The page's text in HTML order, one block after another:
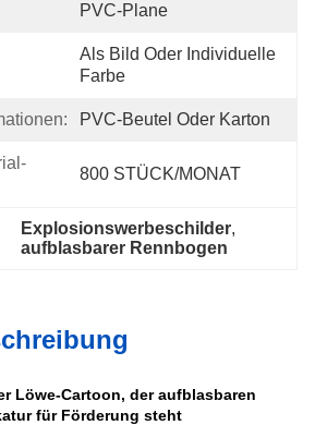
PVC-Plane
Als Bild Oder Individuelle
Farbe
PVC-Beutel Oder Karton
800 STÜCK/MONAT
Explosionswerbeschilder,
aufblasbarer Rennbogen
Löwe-Cartoon, der aufblasbaren
für Förderung steht